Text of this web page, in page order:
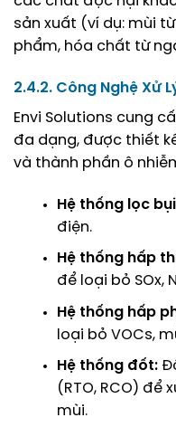
sản xuất (ví dụ: mùi
phẩm, hóa chất từ
2.4.2. Công Nghệ Xử
Envi Solutions cung
đa dạng, được thiết
và thành phần ô
Hệ thống lọc
điện.
Hệ thống hấp
để loại bỏ SOx,
Hệ thống hấp
loại bỏ VOCs,
Hệ thống đốt:
(RTO, RCO) để
mùi.